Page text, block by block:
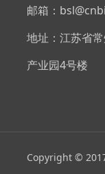
邮箱：
地址：江苏省
产业园4号楼
Copyright ©